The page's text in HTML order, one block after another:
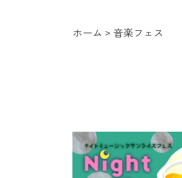
ホーム > 音楽フェス